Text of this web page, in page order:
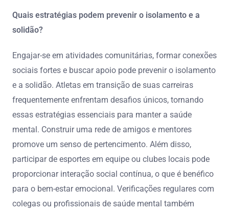
Quais estratégias podem prevenir o isolamento e a
solidão?
Engajar-se em atividades comunitárias, formar conexões
sociais fortes e buscar apoio pode prevenir o isolamento
e a solidão. Atletas em transição de suas carreiras
frequentemente enfrentam desafios únicos, tornando
essas estratégias essenciais para manter a saúde
mental. Construir uma rede de amigos e mentores
promove um senso de pertencimento. Além disso,
participar de esportes em equipe ou clubes locais pode
proporcionar interação social contínua, o que é benéfico
para o bem-estar emocional. Verificações regulares com
colegas ou profissionais de saúde mental também